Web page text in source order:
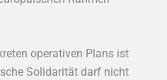
operativen Plans ist
Solidarität darf nicht